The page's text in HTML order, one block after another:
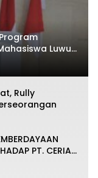
Luwu
Nyata bagi
Rully
PT. CERIA